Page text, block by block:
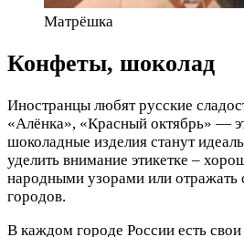
Матрёшка
Конфеты, шоколад
Иностранцы любят русские
«Алёнка», «Красный октябрь» —
шоколадные изделия станут
уделить внимание этикетке –
народными узорами или отражать
городов.
В каждом городе России есть